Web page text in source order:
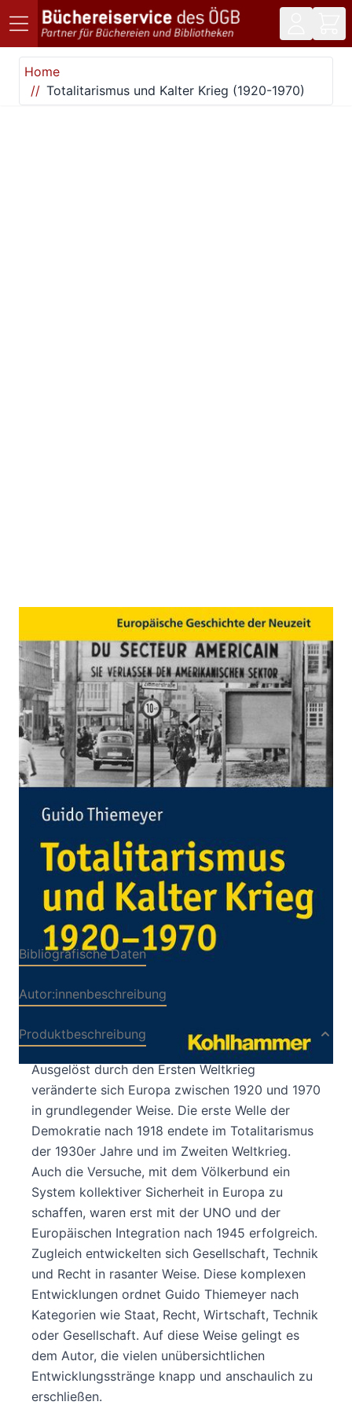
Direkt zum Inhalt
Home
Totalitarismus und Kalter Krieg (1920-1970)
Totalitarismus und Kalter Krieg
(1920-1970)
Zur Wunschliste hinzufügen
Von Guido Thiemeyer
Paperback
ISBN: 978-3-
17034426-6
Inhaltsverzeichnis
Bibliografische Daten
Autor:innenbeschreibung
Produktbeschreibung
Ausgelöst durch den Ersten Weltkrieg
veränderte sich Europa zwischen 1920 und 1970
in grundlegender Weise. Die erste Welle der
Demokratie nach 1918 endete im Totalitarismus
der 1930er Jahre und im Zweiten Weltkrieg.
Auch die Versuche, mit dem Völkerbund ein
System kollektiver Sicherheit in Europa zu
schaffen, waren erst mit der UNO und der
Europäischen Integration nach 1945 erfolgreich.
Zugleich entwickelten sich Gesellschaft, Technik
und Recht in rasanter Weise. Diese komplexen
Entwicklungen ordnet Guido Thiemeyer nach
Kategorien wie Staat, Recht, Wirtschaft, Technik
oder Gesellschaft. Auf diese Weise gelingt es
dem Autor, die vielen unübersichtlichen
Entwicklungsstränge knapp und anschaulich zu
erschließen.